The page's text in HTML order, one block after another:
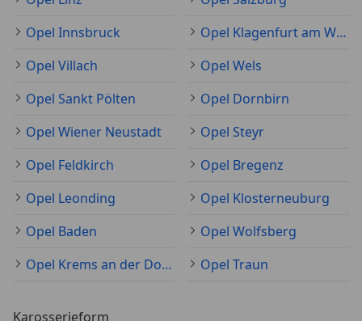
Opel Innsbruck
Opel Klagenfurt am Wörthersee
Opel Villach
Opel Wels
Opel Sankt Pölten
Opel Dornbirn
Opel Wiener Neustadt
Opel Steyr
Opel Feldkirch
Opel Bregenz
Opel Leonding
Opel Klosterneuburg
Opel Baden
Opel Wolfsberg
Opel Krems an der Donau
Opel Traun
Karosserieform